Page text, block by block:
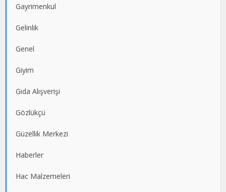
Gayrimenkul
Gelinlik
Genel
Giyim
Gıda Alışverişi
Gözlükçü
Güzellik Merkezi
Haberler
Hac Malzemeleri